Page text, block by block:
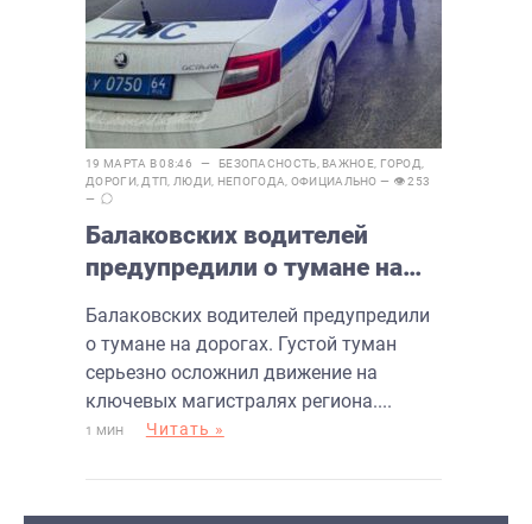
19 МАРТА В 08:46 — БЕЗОПАСНОСТЬ ВАЖНОЕ, ГОРОД
ДОРОГИ, ДТП ЛЮДИ НЕПОГОДА ОФИЦИАЛЬНО — 👁 253
—
Балаковских водителей
предупредили о тумане на
Балаковских водителей предупредили
о тумане на дорогах. Густой туман
серьезно осложнил движение на
ключевых магистралях региона....
1 МИН Читать »